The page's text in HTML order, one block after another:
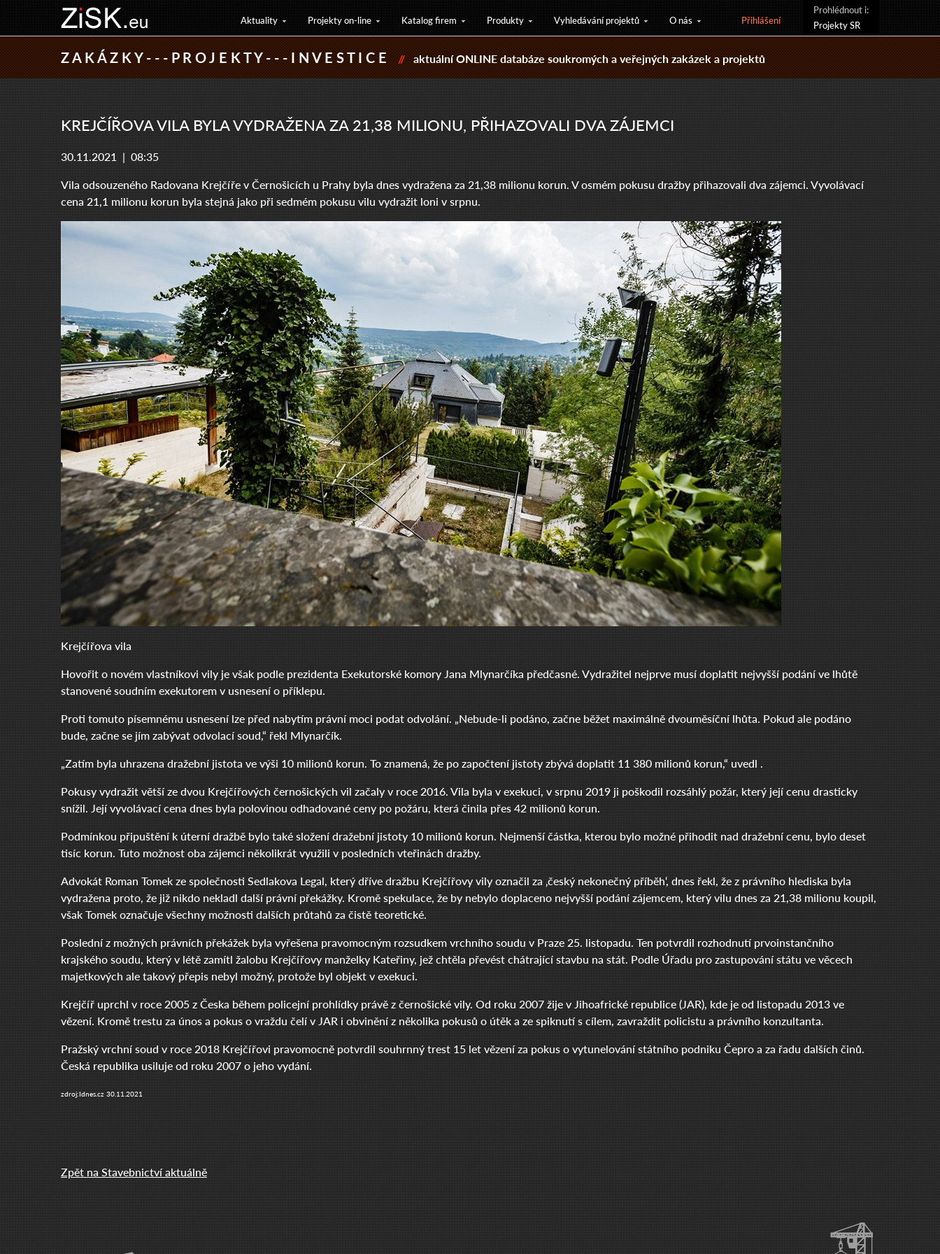
Prohlédnout i:
Projekty SR
Přihlášení
Aktuality Projekty on-line Katalog firem Produkty Vyhledávání projektů O nás
Z A K Á Z K Y - - - P R O J E K T Y - - - I N V E S T I C E // aktuální ONLINE databáze soukromých a veřejných zakázek a projektů
KREJČÍŘOVA VILA BYLA VYDRAŽENA ZA 21,38 MILIONU, PŘIHAZOVALI DVA ZÁJEMCI
30.11.2021 | 08:35
Vila odsouzeného Radovana Krejčíře v Černošicích u Prahy byla dnes vydražena za 21,38 milionu korun. V osmém pokusu dražby přihazovali dva zájemci. Vyvolávací
cena 21,1 milionu korun byla stejná jako při sedmém pokusu vilu vydražit loni v srpnu.
Krejčířova vila
Hovořit o novém vlastníkovi vily je však podle prezidenta Exekutorské komory Jana Mlynarčíka předčasné. Vydražitel nejprve musí doplatit nejvyšší podání ve lhůtě
stanovené soudním exekutorem v usnesení o příklepu.
Proti tomuto písemnému usnesení lze před nabytím právní moci podat odvolání. „Nebude-li podáno, začne běžet maximálně dvouměsíční lhůta. Pokud ale podáno
bude, začne se jím zabývat odvolací soud,“ řekl Mlynarčík.
„Zatím byla uhrazena dražební jistota ve výši 10 milionů korun. To znamená, že po započtení jistoty zbývá doplatit 11 380 milionů korun,“ uvedl .
Pokusy vydražit větší ze dvou Krejčířových černošických vil začaly v roce 2016. Vila byla v exekuci, v srpnu 2019 ji poškodil rozsáhlý požár, který její cenu drasticky
snížil. Její vyvolávací cena dnes byla polovinou odhadované ceny po požáru, která činila přes 42 milionů korun.
Podmínkou připuštění k úterní dražbě bylo také složení dražební jistoty 10 milionů korun. Nejmenší částka, kterou bylo možné přihodit nad dražební cenu, bylo deset
tisíc korun. Tuto možnost oba zájemci několikrát využili v posledních vteřinách dražby.
Advokát Roman Tomek ze společnosti Sedlakova Legal, který dříve dražbu Krejčířovy vily označil za ‚český nekonečný příběh‘, dnes řekl, že z právního hlediska byla
vydražena proto, že již nikdo nekladl další právní překážky. Kromě spekulace, že by nebylo doplaceno nejvyšší podání zájemcem, který vilu dnes za 21,38 milionu koupil,
však Tomek označuje všechny možnosti dalších průtahů za čistě teoretické.
Poslední z možných právních překážek byla vyřešena pravomocným rozsudkem vrchního soudu v Praze 25. listopadu. Ten potvrdil rozhodnutí prvoinstančního
krajského soudu, který v létě zamítl žalobu Krejčířovy manželky Kateřiny, jež chtěla převést chátrající stavbu na stát. Podle Úřadu pro zastupování státu ve věcech
majetkových ale takový přepis nebyl možný, protože byl objekt v exekuci.
Krejčíř uprchl v roce 2005 z Česka během policejní prohlídky právě z černošické vily. Od roku 2007 žije v Jihoafrické republice (JAR), kde je od listopadu 2013 ve
vězení. Kromě trestu za únos a pokus o vraždu čelí v JAR i obvinění z několika pokusů o útěk a ze spiknutí s cílem, zavraždit policistu a právního konzultanta.
Pražský vrchní soud v roce 2018 Krejčířovi pravomocně potvrdil souhrnný trest 15 let vězení za pokus o vytunelování státního podniku Čepro a za řadu dalších činů.
Česká republika usiluje od roku 2007 o jeho vydání.
zdroj:Idnes.cz 30.11.2021
Zpět na Stavebnictví aktuálně